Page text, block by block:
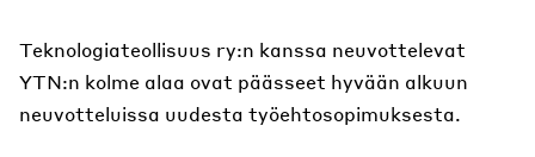
Teknologiateollisuus ry:n kanssa neuvottelevat
YTN:n kolme alaa ovat päässeet hyvään alkuun
neuvotteluissa uudesta työehtosopimuksesta.